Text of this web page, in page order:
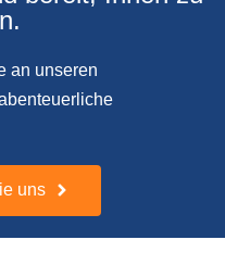
an unseren
uns